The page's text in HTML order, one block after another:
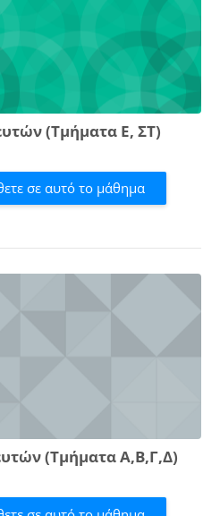
(Τμήματα Ε, ΣΤ)
σε αυτό το μάθημα
(Τμήματα Α,Β,Γ,Δ)